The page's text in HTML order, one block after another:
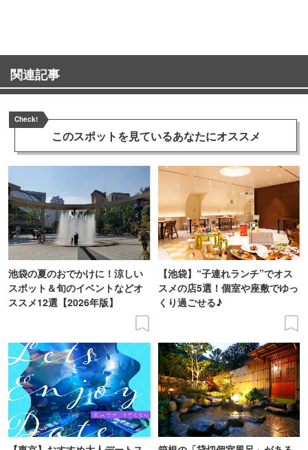
関連記事
Check!
このスポットを見ているあなたにオススメ
池袋の夏のおでかけに！涼しい
スポット＆旬のイベントなどオ
ススメ12選【2026年版】
【池袋】“子連れランチ”でオス
スメの店5選！個室や座敷でゆっ
くり過ごせる♪